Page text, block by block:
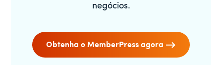
negócios.
Obtenha o MemberPress agora